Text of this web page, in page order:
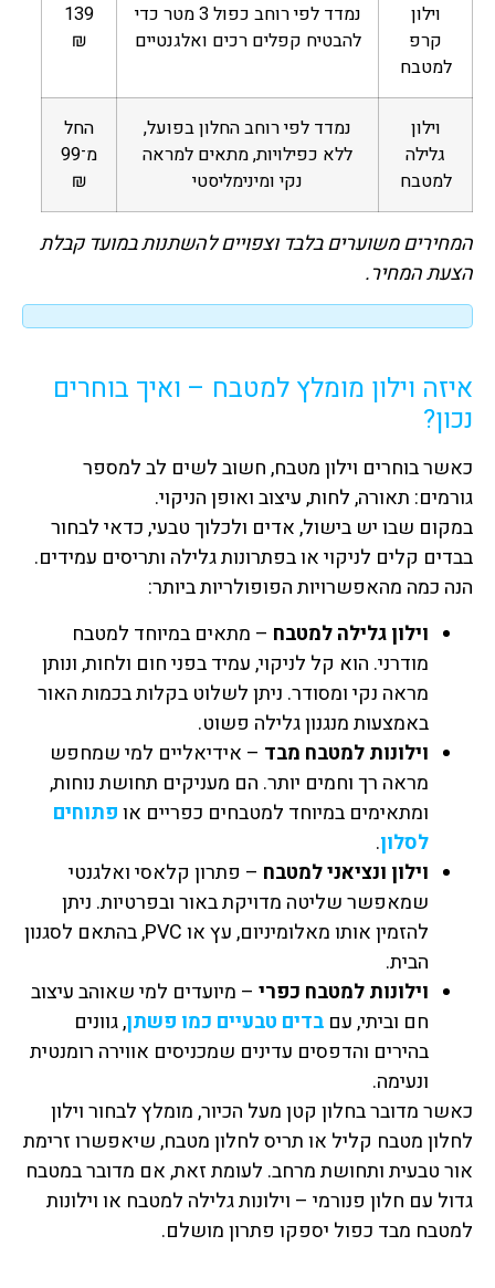
וילון
קרפ
למטבח
נמדד לפי רוחב כפול 3 מטר כדי
להבטיח קפלים רכים ואלגנטיים
139
₪
וילון
גלילה
למטבח
נמדד לפי רוחב החלון בפועל,
ללא כפילויות, מתאים למראה
נקי ומינימליסטי
החל
מ־99
₪
המחירים משוערים בלבד וצפויים להשתנות במועד קבלת
הצעת המחיר.
איזה וילון מומלץ למטבח – ואיך בוחרים
נכון?
כאשר בוחרים וילון מטבח, חשוב לשים לב למספר
גורמים: תאורה, לחות, עיצוב ואופן הניקוי.
במקום שבו יש בישול, אדים ולכלוך טבעי, כדאי לבחור
בבדים קלים לניקוי או בפתרונות גלילה ותריסים עמידים.
הנה כמה מהאפשרויות הפופולריות ביותר:
וילון גלילה למטבח – מתאים במיוחד למטבח
מודרני. הוא קל לניקוי, עמיד בפני חום ולחות, ונותן
מראה נקי ומסודר. ניתן לשלוט בקלות בכמות האור
באמצעות מנגנון גלילה פשוט.
וילונות למטבח מבד – אידיאליים למי שמחפש
מראה רך וחמים יותר. הם מעניקים תחושת נוחות,
ומתאימים במיוחד למטבחים כפריים אופתוחים
לסלון.
וילון ונציאני למטבח – פתרון קלאסי ואלגנטי
שמאפשר שליטה מדויקת באור ובפרטיות. ניתן
להזמין אותו מאלומיניום, עץ או PVC, בהתאם לסגנון
הבית.
וילונות למטבח כפרי – מיועדים למי שאוהב עיצוב
חם וביתי, עם בדים טבעיים כמו פשתן, גוונים
בהירים והדפסים עדינים שמכניסים אווירה רומנטית
ונעימה.
כאשר מדובר בחלון קטן מעל הכיור, מומלץ לבחור וילון
לחלון מטבח קליל או תריס לחלון מטבח, שיאפשרו זרימת
אור טבעית ותחושת מרחב. לעומת זאת, אם מדובר במטבח
גדול עם חלון פנורמי – וילונות גלילה למטבח או וילונות
למטבח מבד כפול יספקו פתרון מושלם.